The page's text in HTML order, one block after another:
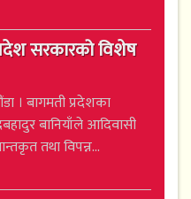
सरकारको विशेष
। बागमती प्रदेशका
बानियाँले आदिवासी
तथा विपन्न...